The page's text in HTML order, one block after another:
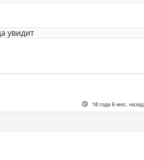
увидит
18 года 6 мес. назад